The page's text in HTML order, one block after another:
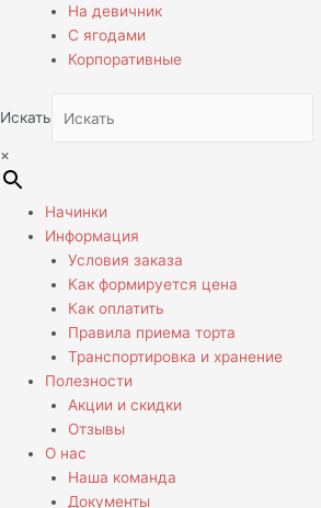
На девичник
С ягодами
Корпоративные
Искать
×
Начинки
Информация
Условия заказа
Как формируется цена
Как оплатить
Правила приема торта
Транспортировка и хранение
Полезности
Акции и скидки
Отзывы
О нас
Наша команда
Документы